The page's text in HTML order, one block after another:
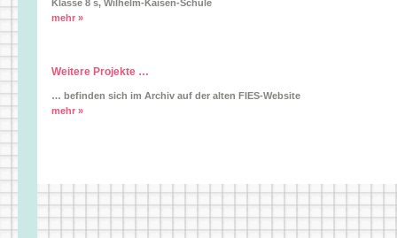
Klasse 8 s, Wilhelm-Kaisen-Schule
mehr »
Weitere Projekte …
… befinden sich im Archiv auf der alten FIES-Website
mehr »